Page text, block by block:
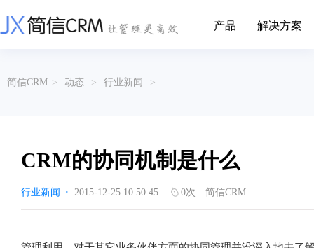
产品
营销云
从营销获客到商机转化的全流程管理
渠道云
融合分公司、经销商、总部伙伴管理
解决方案
挖现有客户价值以及开发更多新...
传媒企业自身由于数字化传媒的发
展，对其内部控制建设和完善也是...
进装修行业往
帮助文档
以CRM产品为基础的功能点
关于简信
简信CRM > 动态 > 行业新闻 >
CRM的协同机制是什么
行业新闻 · 2015-12-25 10:50:45 0次 简信CRM